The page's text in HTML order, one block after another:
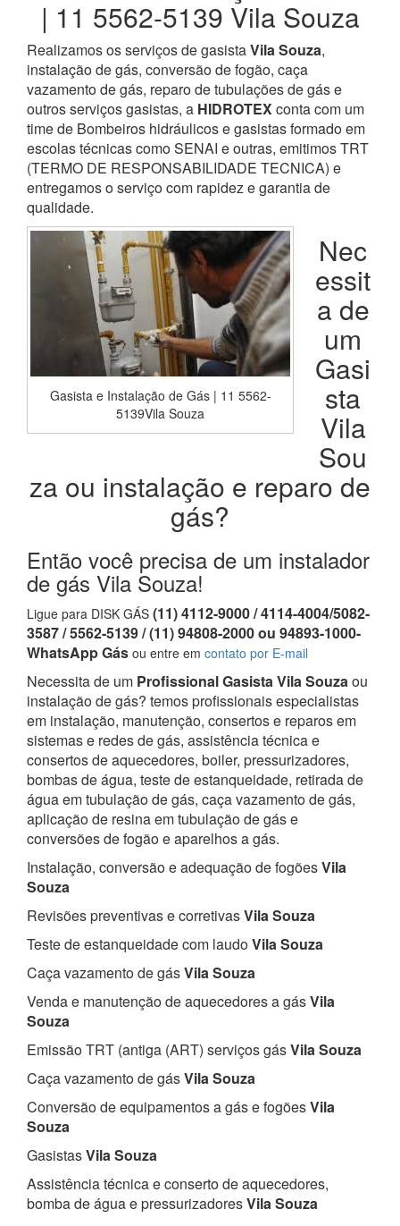
| 11 5562-5139 Vila Souza
Realizamos os serviços de gasistaVila Souza,
instalação de gás, conversão de fogão, caça
vazamento de gás, reparo de tubulações de gás e
outros serviços gasistas, a HIDROTEXconta com um
time de Bombeiros hidráulicos e gasistas formado em
escolas técnicas como SENAI e outras, emitimos TRT
(TERMO DE RESPONSABILIDADE TECNICA) e
entregamos o serviço com rapidez e garantia de
qualidade.
Gasista e Instalação de Gás | 11 5562-
5139Vila Souza
Nec
essit
a de
um
Gasi
sta
Vila
Sou
za ou instalação e reparo de
gás?
Então você precisa de um instalador
de gás Vila Souza!
Ligue para DISK GÁS (11) 4112-9000 / 4114-4004/5082-
3587 / 5562-5139 / (11) 94808-2000 ou 94893-1000-
WhatsApp Gás ou entre em contato por E-mail
Necessita de um Profissional Gasista Vila Souzaou
instalação de gás? temos profissionais especialistas
em instalação, manutenção, consertos e reparos em
sistemas e redes de gás, assistência técnica e
consertos de aquecedores, boiler, pressurizadores,
bombas de água, teste de estanqueidade, retirada de
água em tubulação de gás, caça vazamento de gás,
aplicação de resina em tubulação de gás e
conversões de fogão e aparelhos a gás.
Instalação, conversão e adequação de fogõesVila
Souza
Revisões preventivas e corretivasVila Souza
Teste de estanqueidade com laudoVila Souza
Caça vazamento de gásVila Souza
Venda e manutenção de aquecedores a gásVila
Souza
Emissão TRT (antiga (ART) serviços gásVila Souza
Caça vazamento de gásVila Souza
Conversão de equipamentos a gás e fogõesVila
Souza
GasistasVila Souza
Assistência técnica e conserto de aquecedores,
bomba de água e pressurizadoresVila Souza